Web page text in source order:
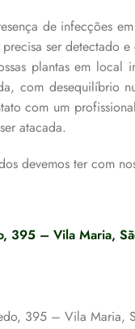
de infecções
ser detectado
plantas em
com desequilíbrio
com um
atacada.
devemos ter com
395 – Vila Maria,
395 – Vila Maria,